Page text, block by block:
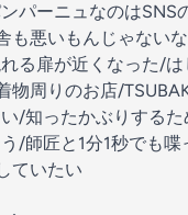
パーニュなのは
も悪いもんじゃない
る扉が近くなった/
周りのお店/
/知ったかぶりする
/師匠と1分1秒でも
ていたい